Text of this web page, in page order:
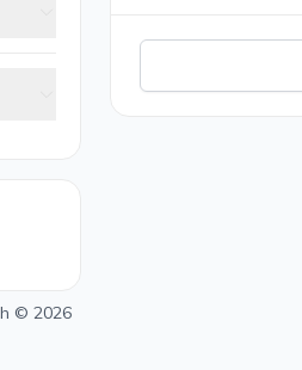
© 2026